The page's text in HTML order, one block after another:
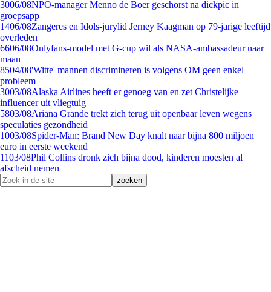
3006/08NPO-manager Menno de Boer geschorst na dickpic in
groepsapp
1406/08Zangeres en Idols-jurylid Jerney Kaagman op 79-jarige leeftijd
overleden
6606/08Onlyfans-model met G-cup wil als NASA-ambassadeur naar
maan
8504/08'Witte' mannen discrimineren is volgens OM geen enkel
probleem
3003/08Alaska Airlines heeft er genoeg van en zet Christelijke
influencer uit vliegtuig
5803/08Ariana Grande trekt zich terug uit openbaar leven wegens
speculaties gezondheid
1003/08Spider-Man: Brand New Day knalt naar bijna 800 miljoen
euro in eerste weekend
1103/08Phil Collins dronk zich bijna dood, kinderen moesten al
afscheid nemen